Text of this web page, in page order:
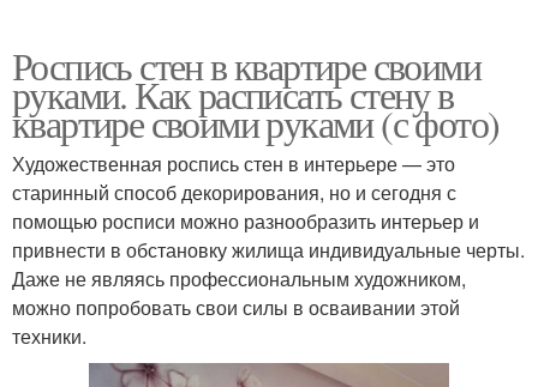
Роспись стен в квартире своими
руками. Как расписать стену в
квартире своими руками (с фото)
Художественная роспись стен в интерьере — это
старинный способ декорирования, но и сегодня с
помощью росписи можно разнообразить интерьер и
привнести в обстановку жилища индивидуальные черты.
Даже не являясь профессиональным художником,
можно попробовать свои силы в осваивании этой
техники.